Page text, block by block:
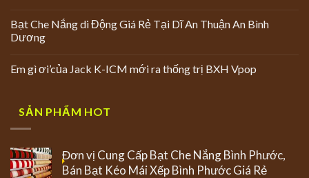
Bạt Che Nắng di Động Giá Rẻ Tại Dĩ An Thuận An Bình
Dương
Em gì ơi’của Jack K-ICM mới ra thống trị BXH Vpop
SẢN PHẨM HOT
Đơn vị Cung Cấp Bạt Che Nắng Bình Phước,
Bán Bạt Kéo Mái Xếp Bình Phước Giá Rẻ